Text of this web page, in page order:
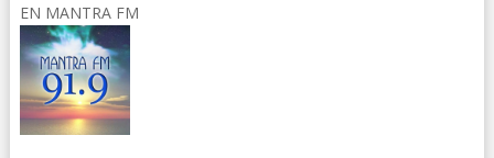
EN MANTRA FM